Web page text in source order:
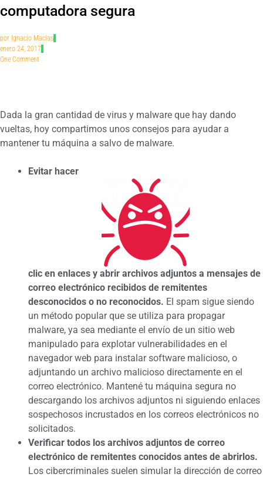
computadora segura
por Ignacio Macias
enero 24, 2017
One Comment
Dada la gran cantidad de virus y malware que hay dando
vueltas, hoy compartimos unos consejos para ayudar a
mantener tu máquina a salvo de malware.
Evitar hacer
clic en enlaces y abrir archivos adjuntos a mensajes de
correo electrónico recibidos de remitentes
desconocidos o no reconocidos. El spam sigue siendo
un método popular que se utiliza para propagar
malware, ya sea mediante el envío de un sitio web
manipulado para explotar vulnerabilidades en el
navegador web para instalar software malicioso, o
adjuntando un archivo malicioso directamente en el
correo electrónico. Mantené tu máquina segura no
descargando los archivos adjuntos ni siguiendo enlaces
sospechosos incrustados en los correos electrónicos no
solicitados.
Verificar todos los archivos adjuntos de correo
electrónico de remitentes conocidos antes de abrirlos.
Los cibercriminales suelen simular la dirección de correo